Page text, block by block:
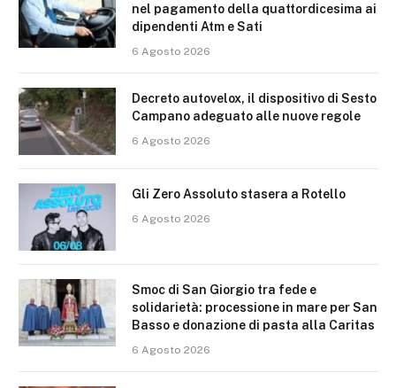
nel pagamento della quattordicesima ai
dipendenti Atm e Sati
6 Agosto 2026
Decreto autovelox, il dispositivo di Sesto
Campano adeguato alle nuove regole
6 Agosto 2026
Gli Zero Assoluto stasera a Rotello
6 Agosto 2026
Smoc di San Giorgio tra fede e
solidarietà: processione in mare per San
Basso e donazione di pasta alla Caritas
6 Agosto 2026